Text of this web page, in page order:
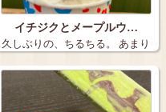
イチジクとメープルウ…
久しぶりの、ちるちる。 あまり
の暑さに…